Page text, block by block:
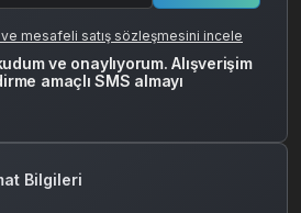
mesafeli satış sözleşmesini incele
ve onaylıyorum. Alışverişim
amaçlı SMS almayı
Bilgileri